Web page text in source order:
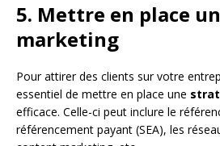
5. Mettre en place
marketing
Pour attirer des clients sur votre
essentiel de mettre en place une
efficace. Celle-ci peut inclure le
référencement payant (SEA), les